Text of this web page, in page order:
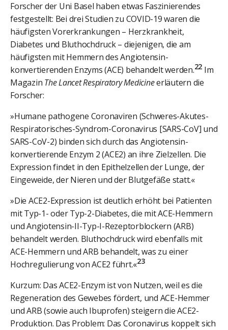
Forscher der Uni Basel haben etwas Faszinierendes
festgestellt: Bei drei Studien zu COVID-19 waren die
häufigsten Vorerkrankungen – Herzkrankheit,
Diabetes und Bluthochdruck – diejenigen, die am
häufigsten mit Hemmern des Angiotensin-
konvertierenden Enzyms (ACE) behandelt werden.22 Im
Magazin The Lancet Respiratory Medicineerläutern die
Forscher:
»Humane pathogene Coronaviren (Schweres-Akutes-
Respiratorisches-Syndrom-Coronavirus [SARS-CoV] und
SARS-CoV-2) binden sich durch das Angiotensin-
konvertierende Enzym 2 (ACE2) an ihre Zielzellen. Die
Expression findet in den Epithelzellen der Lunge, der
Eingeweide, der Nieren und der Blutgefäße statt.«
»Die ACE2-Expression ist deutlich erhöht bei Patienten
mit Typ-1- oder Typ-2-Diabetes, die mit ACE-Hemmern
und Angiotensin-II-Typ-I-Rezeptorblockern (ARB)
behandelt werden. Bluthochdruck wird ebenfalls mit
ACE-Hemmern und ARB behandelt, was zu einer
Hochregulierung von ACE2 führt.«23
Kurzum: Das ACE2-Enzym ist von Nutzen, weil es die
Regeneration des Gewebes fördert, und ACE-Hemmer
und ARB (sowie auch Ibuprofen) steigern die ACE2-
Produktion. Das Problem: Das Coronavirus koppelt sich